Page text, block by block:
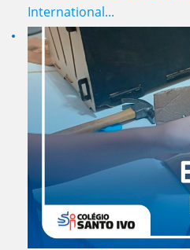
International...